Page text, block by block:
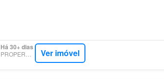
Há 30+ dias
PROPERSTAR Ver imóvel